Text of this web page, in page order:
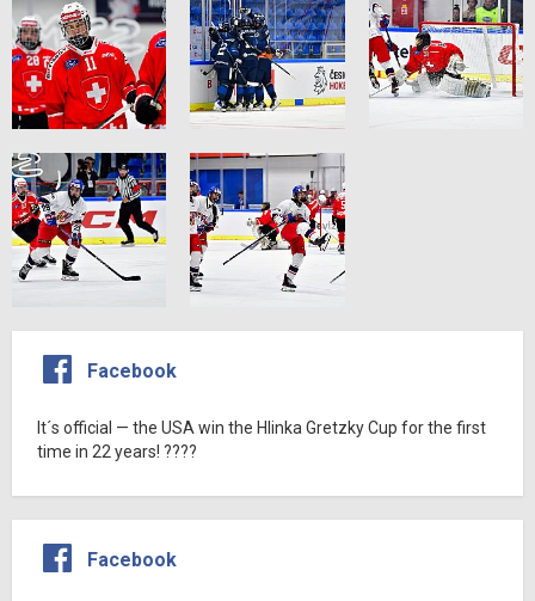
Facebook
It´s official — the USA win the Hlinka Gretzky Cup for the first
time in 22 years! ????
Facebook